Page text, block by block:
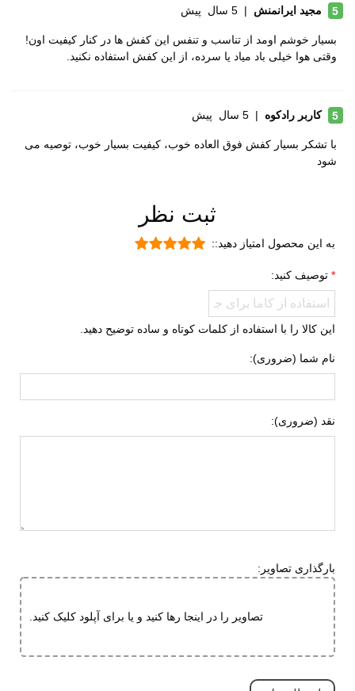
قابلیت جلوگیری از سر خوردن
ویژگی های
تخصصی
تنفسی (قابلیت گردش هوا)
نحوه بسته شدن بندی
نوع ساق
وزن (یک لنگه)
5 مجید ایرانمنش | 5 سال پیش
بسیار خوشم اومد از تناسب و تنفس این کفش ها در کنار کیفیت اون!
وقتی هوا خیلی باد میاد یا سرده، از این کفش استفاده نکنید.
5 کاربر رادکوه | 5 سال پیش
با تشکر بسیار کفش فوق العاده خوب، کیفیت بسیار خوب، توصیه می
شود
ثبت نظر
به این محصول امتیاز دهید::
توصیف کنید:
این کالا را با استفاده از کلمات کوتاه و ساده توضیح دهید.
نام شما (ضروری):
نقد (ضروری):
بارگذاری تصاویر:
تصاویر را در اینجا رها کنید و یا برای آپلود کلیک کنید.